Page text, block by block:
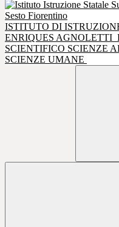
ISTITUTO DI
ENRIQUES AGNOLETTI
SCIENTIFICO SCIENZE
SCIENZE UMANE